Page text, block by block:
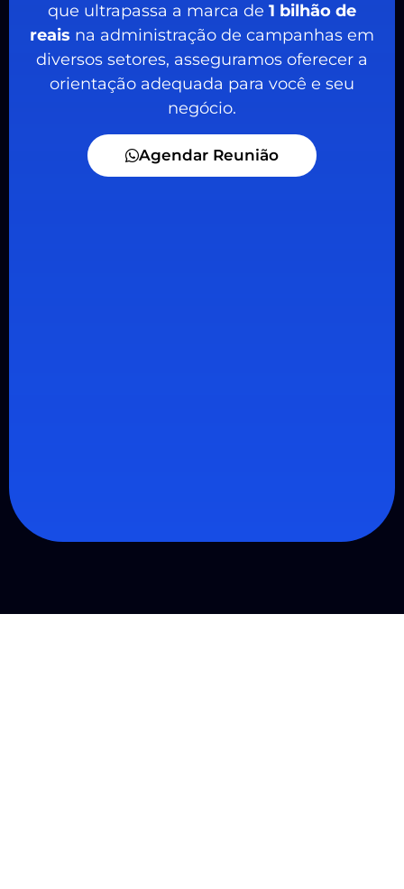
que ultrapassa a marca de 1 bilhão de
reais na administração de campanhas em
diversos setores, asseguramos oferecer a
orientação adequada para você e seu
negócio.
Agendar Reunião